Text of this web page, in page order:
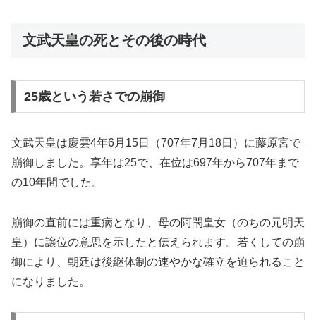
文武天皇の死とその後の時代
25歳という若さでの崩御
文武天皇は慶雲4年6月15日（707年7月18日）に藤原宮で
崩御しました。享年は25で、在位は697年から707年まで
の10年間でした。
崩御の直前には重病となり、母の阿閇皇女（のちの元明天
皇）に譲位の意思を示したと伝えられます。若くしての崩
御により、朝廷は後継体制の速やかな確立を迫られること
になりました。